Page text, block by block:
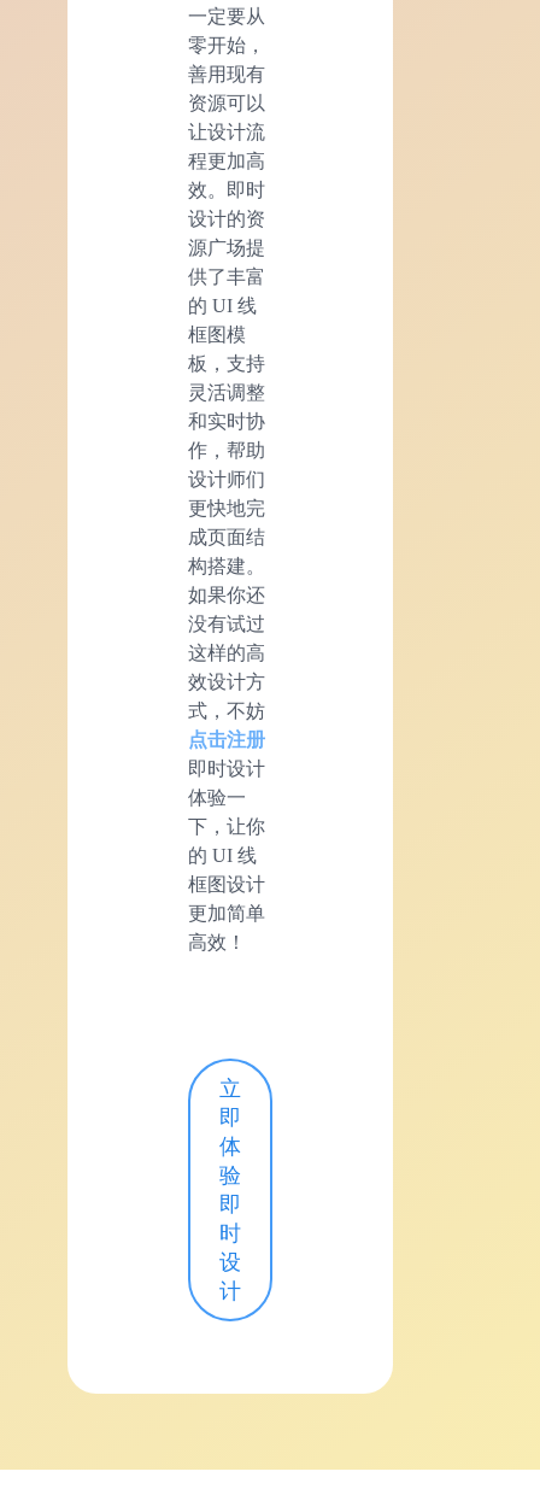
一定要从
零开始，
善用现有
资源可以
让设计流
程更加高
效。即时
设计的资
源广场提
供了丰富
的 UI 线
框图模
板，支持
灵活调整
和实时协
作，帮助
设计师们
更快地完
成页面结
构搭建。
如果你还
没有试过
这样的高
效设计方
式，不妨
点击注册
即时设计
体验一
下，让你
的 UI 线
框图设计
更加简单
高效！
立
即
体
验
即
时
设
计